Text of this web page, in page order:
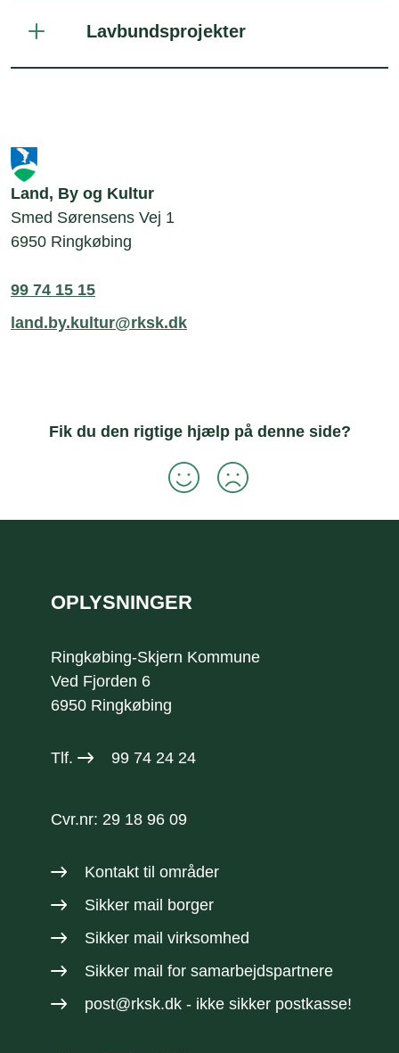
Lavbundsprojekter
Land, By og Kultur
Smed Sørensens Vej 1
6950 Ringkøbing
99 74 15 15
land.by.kultur@rksk.dk
Fik du den rigtige hjælp på denne side?
OPLYSNINGER
Ringkøbing-Skjern Kommune
Ved Fjorden 6
6950 Ringkøbing
Tlf. 99 74 24 24
Cvr.nr: 29 18 96 09
Kontakt til områder
Sikker mail borger
Sikker mail virksomhed
Sikker mail for samarbejdspartnere
post@rksk.dk- ikke sikker postkasse!